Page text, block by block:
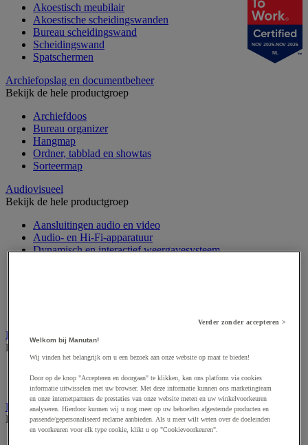
Akoestisch meubilair
Akoestische scheidingswanden
Bureau scheidingswand
Scheidingswand
Spatschermen
Archiefopslag en documentbeheer
Bekijk de hele productgroep
Archiefdoos
Bureau organizer
Hangmap
Ordner, tabblad en showtas
Sorteermap
Audiovisueel
Bekijk de hele productgroep
Aansluitingen audio en video
Audio- en Hi-Fi-apparatuur
Dynamisch en interactief weergavesysteem
Bewegwijzering en aanduidingsborden
Bekijk de hele productgroep
Pictogram
Folderrek en -houder
Bekijk de hele productgroep
NOV 2025-NOV 2026
NL
Verder zonder accepteren >
Welkom bij Manutan!
Wij vinden het belangrijk om u een bezoek aan onze website op maat te bieden!
Door op de knop "Accepteren en doorgaan" te klikken, kan ons platform via cookies
informatie uitwisselen met uw browser. Met deze informatie kunnen ons marketingteam
en onze internetpartners de prestaties van onze website meten en uw winkelvoorkeuren
analyseren. Hierdoor kunnen wij u nog meer op uw behoeften afgestemde producten en
passende/gepersonaliseerd reclame aanbieden. Als u meer wilt weten over de doeleinden
en voorkeuren voor elk type cookie, klikt u op "Cookievoorkeuren".